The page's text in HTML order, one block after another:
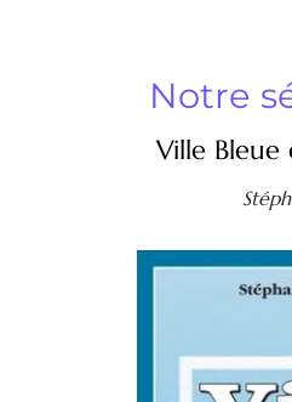
Notre
Ville Bleue